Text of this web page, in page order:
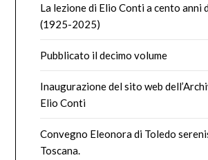
La lezione di Elio Conti a cento anni
(1925-2025)
Pubblicato il decimo volume
Inaugurazione del sito web
Elio Conti
Convegno Eleonora di Toledo
Toscana.